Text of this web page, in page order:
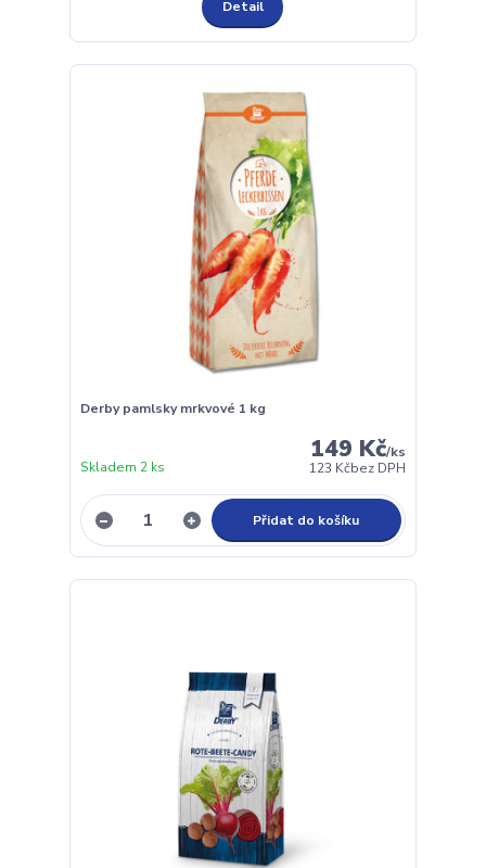
Detail
Derby pamlsky mrkvové 1 kg
149 Kč/ks
123 Kčbez DPH
Skladem 2 ks
Přidat do košíku